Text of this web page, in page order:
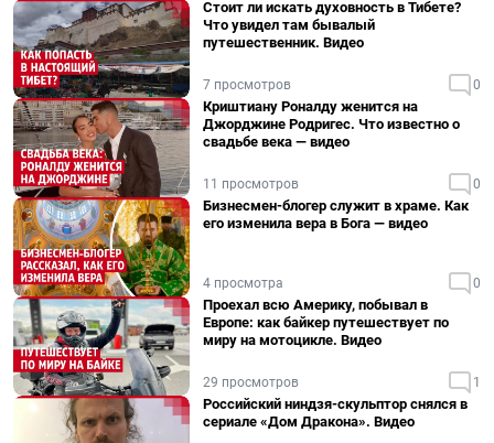
Стоит ли искать духовность в Тибете?
Что увидел там бывалый
путешественник. Видео
7 просмотров 0
Криштиану Роналду женится на
Джорджине Родригес. Что известно о
свадьбе века — видео
11 просмотров 0
Бизнесмен-блогер служит в храме. Как
его изменила вера в Бога — видео
4 просмотра 0
Проехал всю Америку, побывал в
Европе: как байкер путешествует по
миру на мотоцикле. Видео
29 просмотров 1
Российский ниндзя-скульптор снялся в
сериале «Дом Дракона». Видео